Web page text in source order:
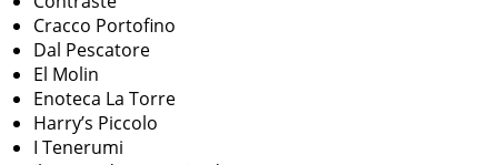
Cracco Portofino
Dal Pescatore
El Molin
Enoteca La Torre
Harry’s Piccolo
I Tenerumi